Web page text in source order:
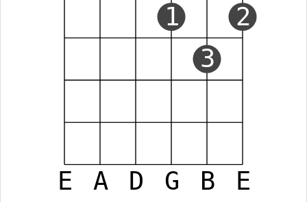
E A D G B E
1
3
2